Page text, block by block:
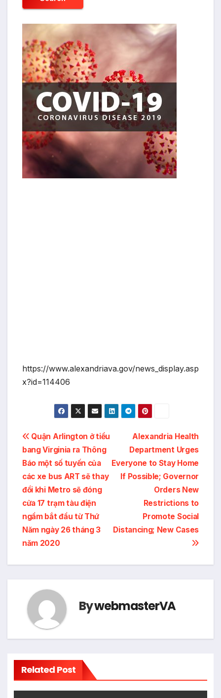
https://www.alexandriava.gov/news_display.asp
x?id=114406
Post
navigation
Alexandria Health
Department Urges
Everyone to Stay Home
If Possible; Governor
Orders New
Restrictions to
Promote Social
Distancing; New Cases
Quận Arlington ở tiểu
bang Virginia ra Thông
Báo một số tuyến của
các xe bus ART sẽ thay
đổi khi Metro sẽ đóng
cửa 17 trạm tàu ​​điện
ngầm bắt đầu từ Thứ
Năm ngày 26 tháng 3
năm 2020
BywebmasterVA
Related Post